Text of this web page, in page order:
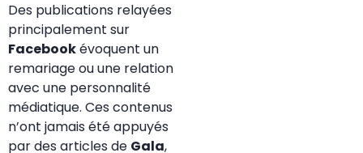
Des publications relayées
principalement sur
Facebookévoquent un
remariage ou une relation
avec une personnalité
médiatique. Ces contenus
n’ont jamais été appuyés
par des articles de Gala,